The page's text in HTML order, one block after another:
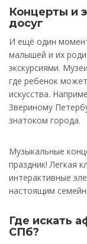
Концерты и
досуг
И ещё один
малышей и их
экскурсиями.
где ребенок
искусства.
Звериному
знатоком города.
Музыкальные
праздник! Легкая
интерактивные
настоящим
Где искать
СПб?